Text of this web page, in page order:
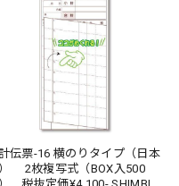
-16 横のりタイプ（日本
2枚複写式（BOX入500
税抜定価¥4,100- SHIMBI